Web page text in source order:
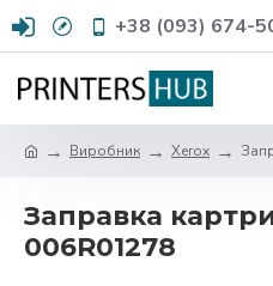
+38 (093) 674-
Виробник Xerox
Заправка
006R01278